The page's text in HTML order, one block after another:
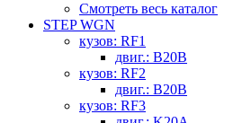
Смотреть весь каталог
STEP WGN
кузов: RF1
двиг.: B20B
кузов: RF2
двиг.: B20B
кузов: RF3